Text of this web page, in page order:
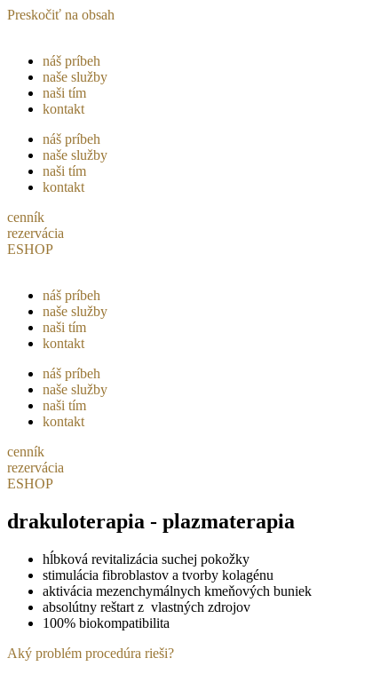
Preskočiť na obsah
náš príbeh
naše služby
naši tím
kontakt
náš príbeh
naše služby
naši tím
kontakt
cenník
rezervácia
ESHOP
náš príbeh
naše služby
naši tím
kontakt
náš príbeh
naše služby
naši tím
kontakt
cenník
rezervácia
ESHOP
drakuloterapia - plazmaterapia
hĺbková revitalizácia suchej pokožky
stimulácia fibroblastov a tvorby kolagénu
aktivácia mezenchymálnych kmeňových buniek
absolútny reštart z vlastných zdrojov
100% biokompatibilita
Aký problém procedúra rieši?